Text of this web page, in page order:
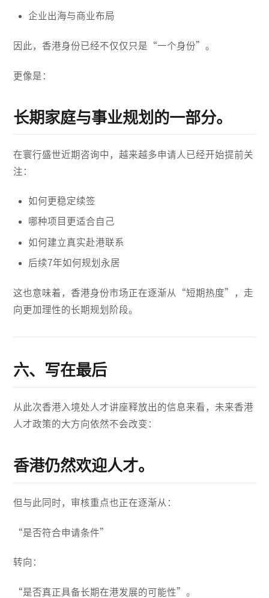
企业出海与商业布局
因此，香港身份已经不仅仅只是“一个身份”。
更像是：
长期家庭与事业规划的一部分。
在寰行盛世近期咨询中，越来越多申请人已经开始提前关
注：
如何更稳定续签
哪种项目更适合自己
如何建立真实赴港联系
后续7年如何规划永居
这也意味着，香港身份市场正在逐渐从“短期热度”，走
向更加理性的长期规划阶段。
六、写在最后
从此次香港入境处人才讲座释放出的信息来看，未来香港
人才政策的大方向依然不会改变：
香港仍然欢迎人才。
但与此同时，审核重点也正在逐渐从：
“是否符合申请条件”
转向：
“是否真正具备长期在港发展的可能性”。